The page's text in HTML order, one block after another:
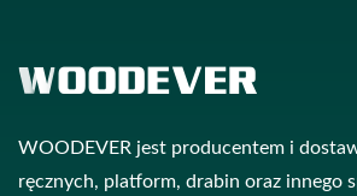
WOODEVER jest producentem i
ręcznych, platform, drabin oraz innego